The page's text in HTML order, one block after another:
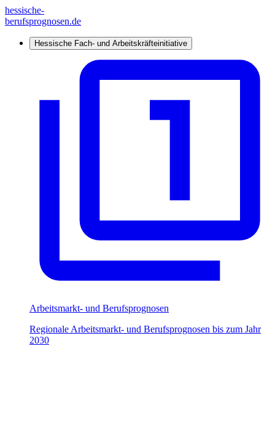
hessische-
berufsprognosen.de
Hessische Fach- und Arbeitskräfteinitiative
Arbeitsmarkt- und Berufsprognosen
Regionale Arbeitsmarkt- und Berufsprognosen bis zum Jahr
2030